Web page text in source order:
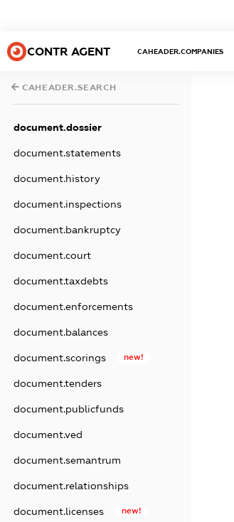
CONTR AGENT CAHEADER.COMPANIES
CAHEADER.SEARCH
document.dossier
document.statements
document.history
document.inspections
document.bankruptcy
document.court
document.taxdebts
document.enforcements
document.balances
document.scorings new!
document.tenders
document.publicfunds
document.ved
document.semantrum
document.relationships
document.licenses new!